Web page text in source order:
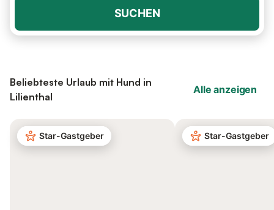
SUCHEN
Beliebteste Urlaub mit Hund in
Lilienthal
Alle anzeigen
Star-Gastgeber Star-Gastgeber